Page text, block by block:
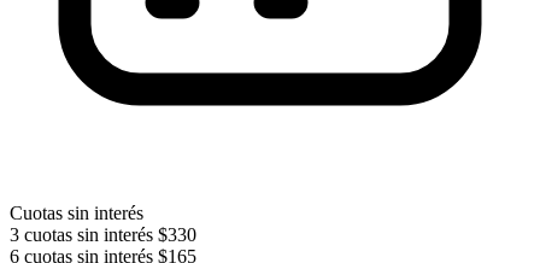
Cuotas sin interés
3 cuotas sin interés $330
6 cuotas sin interés $165